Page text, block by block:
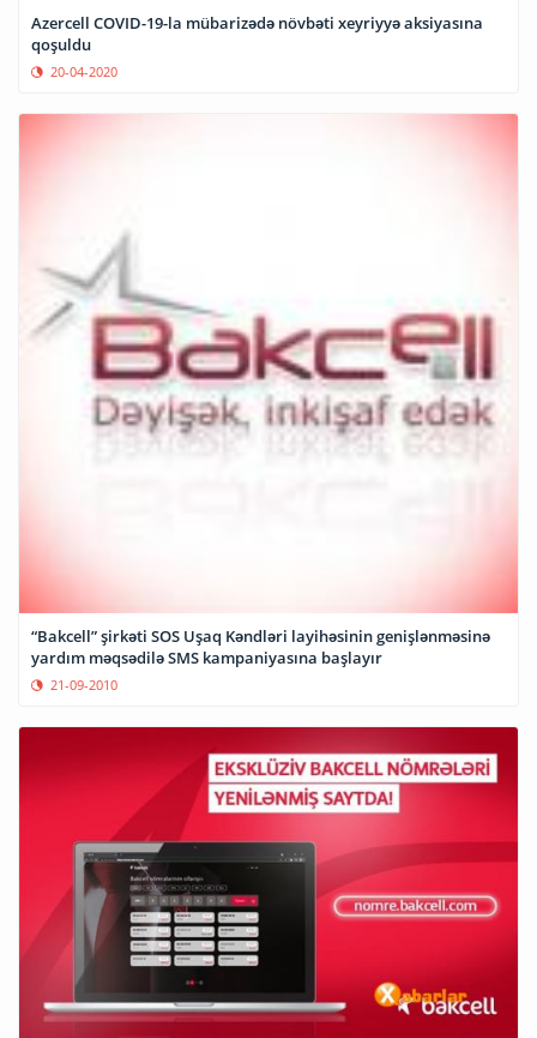
Azercell COVID-19-la mübarizədə növbəti xeyriyyə aksiyasına
qoşuldu
20-04-2020
“Bakcell” şirkəti SOS Uşaq Kəndləri layihəsinin genişlənməsinə
yardım məqsədilə SMS kampaniyasına başlayır
21-09-2010